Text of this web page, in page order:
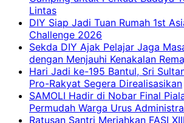
Lintas
DIY Siap Jadi Tuan Rumah 1st
Challenge 2026
Sekda DIY Ajak Pelajar Jaga
dengan Menjauhi Kenakalan
Hari Jadi ke-195 Bantul, Sri
Pro-Rakyat Segera Direalisasikan
SAMOLI Hadir di Nobar Final
Permudah Warga Urus
Ratusan Santri Meriahkan FASI